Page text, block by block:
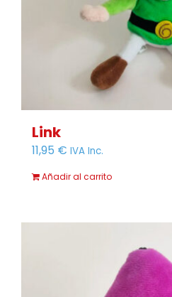
Link
11,95 € IVA Inc.
Añadir al carrito